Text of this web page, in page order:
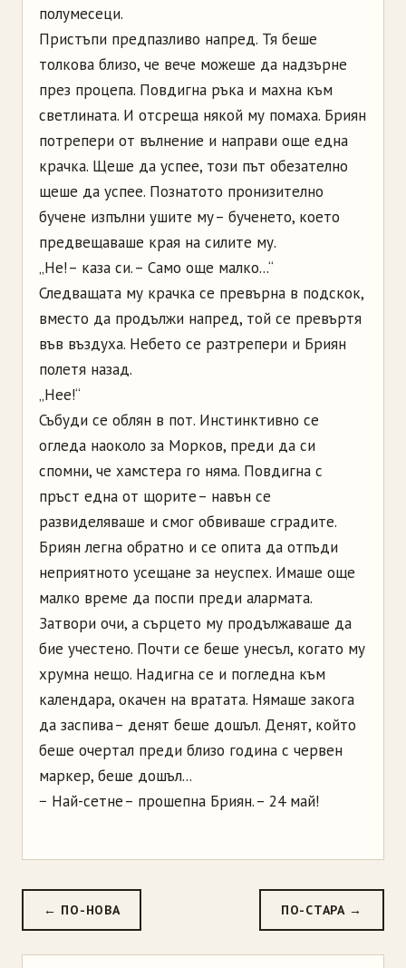
полумесеци.
Пристъпи предпазливо напред. Тя беше
толкова близо, че вече можеше да надзърне
през процепа. Повдигна ръка и махна към
светлината. И отсреща някой му помаха. Бриян
потрепери от вълнение и направи още една
крачка. Щеше да успее, този път обезателно
щеше да успее. Познатото пронизително
бучене изпълни ушите му – бученето, което
предвещаваше края на силите му.
„Не! – каза си. – Само още малко...“
Следващата му крачка се превърна в подскок,
вместо да продължи напред, той се превъртя
във въздуха. Небето се разтрепери и Бриян
полетя назад.
„Нее!“
Събуди се облян в пот. Инстинктивно се
огледа наоколо за Морков, преди да си
спомни, че хамстера го няма. Повдигна с
пръст една от щорите – навън се
развиделяваше и смог обвиваше сградите.
Бриян легна обратно и се опита да отпъди
неприятното усещане за неуспех. Имаше още
малко време да поспи преди алармата.
Затвори очи, а сърцето му продължаваше да
бие учестено. Почти се беше унесъл, когато му
хрумна нещо. Надигна се и погледна към
календара, окачен на вратата. Нямаше закога
да заспива – денят беше дошъл. Денят, който
беше очертал преди близо година с червен
маркер, беше дошъл...
− Най-сетне – прошепна Бриян. – 24 май!
← ПО-НОВА ПО-СТАРА →